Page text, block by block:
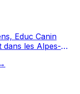
Educ Canin
dans les Alpes-
situé à Nice.